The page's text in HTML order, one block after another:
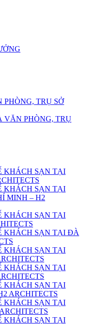
TRỤ SỞ
VĂN PHÒNG, TRỤ
KHÁCH SẠN TẠI
KHÁCH SẠN TẠI
MINH – H2
KHÁCH SẠN TẠI
KHÁCH SẠN TẠI ĐÀ
KHÁCH SẠN TẠI
KHÁCH SẠN TẠI
KHÁCH SẠN TẠI
ARCHITECTS
KHÁCH SẠN TẠI
KHÁCH SẠN TẠI